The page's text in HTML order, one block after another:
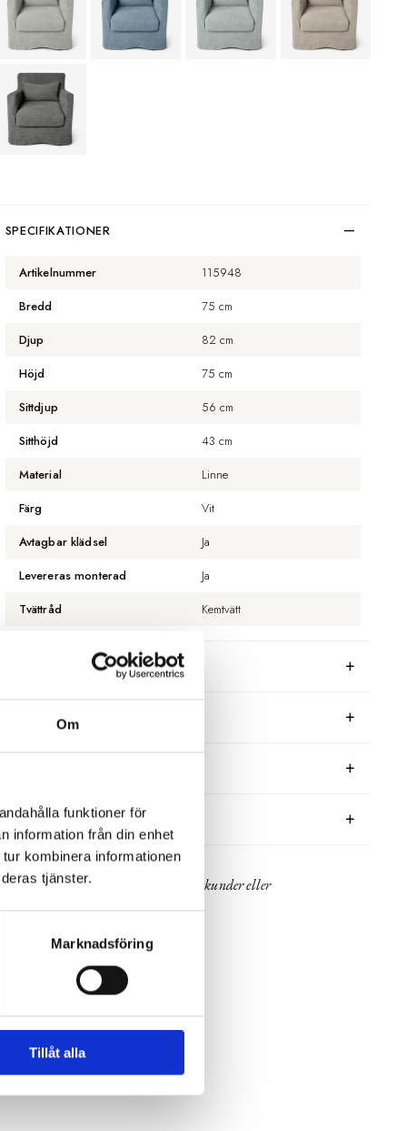
Om
funktioner för
information från din enhet
kombinera informationen
tjänster.
Marknadsföring
Tillåt alla
SPECIFIKATIONER
Artikelnummer
115948
Bredd
75 cm
Djup
82 cm
Höjd
75 cm
Sittdjup
56 cm
Sitthöjd
43 cm
Material
Linne
Färg
Vit
Avtagbar klädsel
Ja
Levereras monterad
Ja
Tvättråd
Kemtvätt
RECENSIONER
PRODUKTBLAD
dagars öppet köp - gäller ej företagskunder eller
VISA ALLT INOM FÅTÖLJER
SE HELA VARUMÄRKET